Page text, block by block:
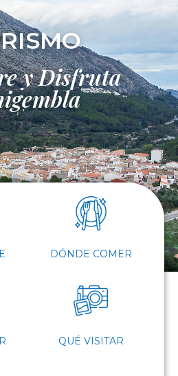
y Disfruta
DÓNDE COMER
QUÉ VISITAR